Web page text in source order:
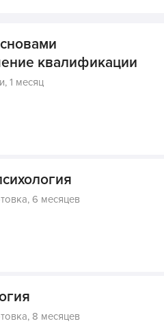
квалификации
1 месяц
6 месяцев
8 месяцев